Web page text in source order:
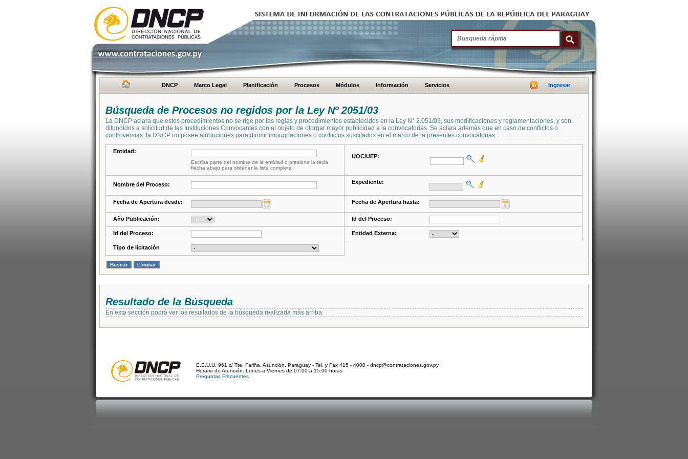
DNCP Marco Legal Planificación Procesos Módulos Información Servicios Ingresar
Búsqueda de Procesos no regidos por la Ley Nº 2051/03
La DNCP aclara que estos procedimientos no se rige por las reglas y procedimientos establecidos en la Ley N° 2.051/03, sus modificaciones y reglamentaciones, y son
difundidos a solicitud de las Instituciones Convocantes con el objeto de otorgar mayor publicidad a la convocatorias. Se aclara además que en caso de conflictos o
controversias, la DNCP no posee atribuciones para dirimir impugnaciones o conflictos suscitados en el marco de la presentes convocatorias.
Entidad:
Escriba parte del nombre de la entidad o presione la tecla
flecha abajo para obtener la lista completa
UOC/UEP:
Nombre del Proceso: Expediente:
Fecha de Apertura desde: Fecha de Apertura hasta:
Año Publicación: Id del Proceso:
Id del Proceso: Entidad Externa:
Tipo de licitación
Resultado de la Búsqueda
En esta sección podrá ver los resultados de la búsqueda realizada más arriba
E.E.U.U. 961 c/ Tte. Fariña. Asunción, Paraguay - Tel. y Fax 415 - 4000 - dncp@contrataciones.gov.py
Horario de Atención: Lunes a Viernes de 07:00 a 15:00 horas
Preguntas Frecuentes